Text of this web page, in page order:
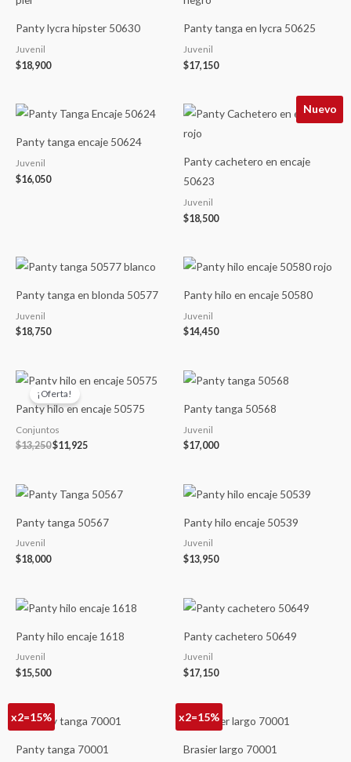
Panty lycra hipster 50630
Juvenil
$18,900
Panty tanga en lycra 50625
Juvenil
$17,150
Panty tanga encaje 50624
Juvenil
$16,050
Nuevo
Panty cachetero en encaje
50623
Juvenil
$18,500
Panty tanga en blonda 50577
Juvenil
$18,750
Panty hilo en encaje 50580
Juvenil
$14,450
¡Oferta!
Panty hilo en encaje 50575
Conjuntos
$13,250
precio
original
era:
$11,925
precio
es:
Panty tanga 50568
Juvenil
$17,000
Panty tanga 50567
Juvenil
$18,000
Panty hilo encaje 50539
Juvenil
$13,950
Panty hilo encaje 1618
Juvenil
$15,500
Panty cachetero 50649
Juvenil
$17,150
x2=15%
Panty tanga 70001
x2=15%
Brasier largo 70001